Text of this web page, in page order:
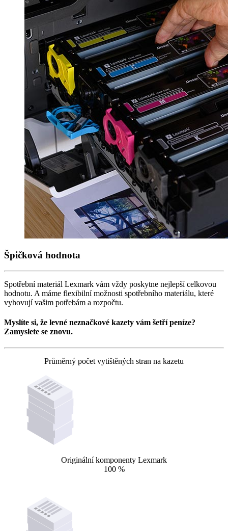
Špičková hodnota
Spotřební materiál Lexmark vám vždy poskytne nejlepší celkovou
hodnotu. A máme flexibilní možnosti spotřebního materiálu, které
vyhovují vašim potřebám a rozpočtu.
Myslíte si, že levné neznačkové kazety vám šetří peníze?
Zamyslete se znovu.
Průměrný počet vytištěných stran na kazetu
Originální komponenty Lexmark
100 %